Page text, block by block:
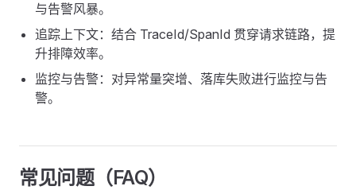
与告警风暴。
追踪上下文：结合 TraceId/SpanId 贯穿请求链路，提
升排障效率。
监控与告警：对异常量突增、落库失败进行监控与告
警。
常见问题（FAQ）